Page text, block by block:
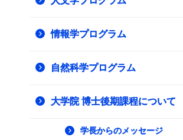
情報学プログラム
自然科学プログラム
大学院 博士後期課程について
学長からのメッセージ